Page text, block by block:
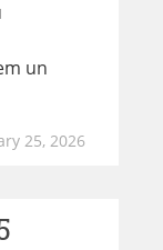
un
25, 2026